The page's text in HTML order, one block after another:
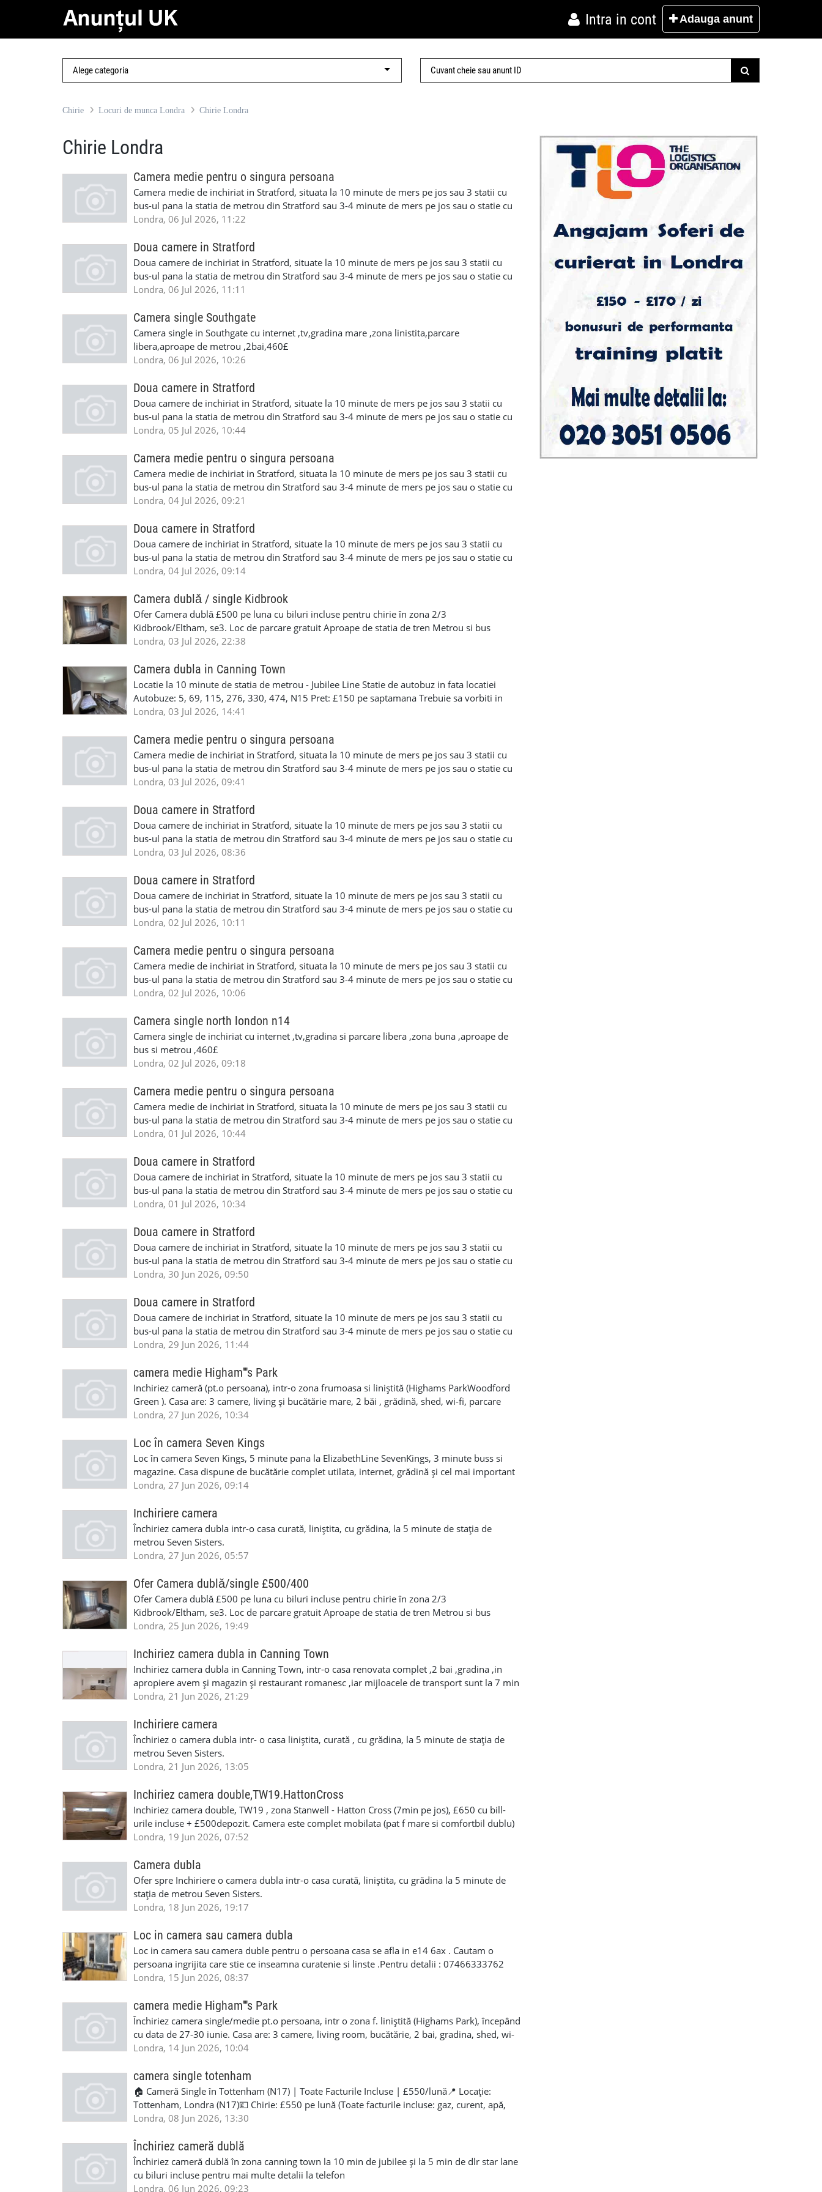
Intra in cont Adauga anunt
Chirie Locuri de munca Londra Chirie Londra
Chirie Londra
Camera medie pentru o singura persoana
Camera medie de inchiriat in Stratford, situata la 10 minute de mers pe jos sau 3 statii cu
bus-ul pana la statia de metrou din Stratford sau 3-4 minute de mers pe jos sau o statie cu
bus-ul pana la statia de metrou din Plaistow. Este vorba despre o camera medie pentru o
fumat,gradina si cu acces foarte usor catre bus-uri sau statia de metrou iar camera este
disponibila imediat.Cautam persoane serioase si responsabile iar pentru mai multe detalii
ma puteti contacta la telefon 07972531390 Florin.
Londra, 06 Jul 2026, 11:22
Doua camere in Stratford
Doua camere de inchiriat in Stratford, situate la 10 minute de mers pe jos sau 3 statii cu
bus-ul pana la statia de metrou din Stratford sau 3-4 minute de mers pe jos sau o statie cu
bus-ul pana la statia de metrou din Plaistow. Este vorba despre o camera dubla king size si
fumat,gradina si cu acces foarte usor catre bus-uri sau statia de metrou iar camerele sunt
disponibile imediat.Cautam persoane serioase si responsabile iar pentru mai multe detalii
ma puteti contacta la telefon 07972531390 Florin.
Londra, 06 Jul 2026, 11:11
Camera single Southgate
Camera single in Southgate cu internet ,tv,gradina mare ,zona linistita,parcare
libera,aproape de metrou ,2bai,460£
Londra, 06 Jul 2026, 10:26
Doua camere in Stratford
Doua camere de inchiriat in Stratford, situate la 10 minute de mers pe jos sau 3 statii cu
bus-ul pana la statia de metrou din Stratford sau 3-4 minute de mers pe jos sau o statie cu
bus-ul pana la statia de metrou din Plaistow. Este vorba despre o camera dubla king size si
mare,conservator cu loc de fumat,gradina si cu acces foarte usor catre bus-uri sau statia de
metrou iar camerele sunt disponibile imediat.Cautam persoane serioase si responsabile iar
pentru mai multe detalii ma puteti contacta la telefon 07972531390 Florin.
Londra, 05 Jul 2026, 10:44
Camera medie pentru o singura persoana
Camera medie de inchiriat in Stratford, situata la 10 minute de mers pe jos sau 3 statii cu
bus-ul pana la statia de metrou din Stratford sau 3-4 minute de mers pe jos sau o statie cu
bus-ul pana la statia de metrou din Plaistow. Este vorba despre o camera medie pentru o
fumat,gradina si cu acces foarte usor catre bus-uri sau statia de metrou iar camera este
disponibila imediat.Cautam persoane serioase si responsabile iar pentru mai multe detalii
ma puteti contacta la telefon 07972531390 Florin.
Londra, 04 Jul 2026, 09:21
Doua camere in Stratford
Doua camere de inchiriat in Stratford, situate la 10 minute de mers pe jos sau 3 statii cu
bus-ul pana la statia de metrou din Stratford sau 3-4 minute de mers pe jos sau o statie cu
bus-ul pana la statia de metrou din Plaistow. Este vorba despre o camera dubla king size si
fumat,gradina si cu acces foarte usor catre bus-uri sau statia de metrou iar camerele sunt
disponibile imediat.Cautam persoane serioase si responsabile iar pentru mai multe detalii
ma puteti contacta la telefon 07972531390 Florin.
Londra, 04 Jul 2026, 09:14
Camera dublǎ / single Kidbrook
Ofer Camera dublǎ £500 pe luna cu biluri incluse pentru chirie în zona 2/3
Kidbrook/Eltham, se3. Loc de parcare gratuit Aproape de statia de tren Metrou si bus
Camera este complet mobilata £500/400 Se plateste curentul si gazul tel. +447438161355
Londra, 03 Jul 2026, 22:38
Camera dubla in Canning Town
Locatie la 10 minute de statia de metrou - Jubilee Line Statie de autobuz in fata locatiei
Autobuze: 5, 69, 115, 276, 330, 474, N15 Pret: £150 pe saptamana Trebuie sa vorbiti in
engleza cand sunati pentru vizionare si alte detalii. Telefon: 07944525960
Londra, 03 Jul 2026, 14:41
Camera medie pentru o singura persoana
Camera medie de inchiriat in Stratford, situata la 10 minute de mers pe jos sau 3 statii cu
bus-ul pana la statia de metrou din Stratford sau 3-4 minute de mers pe jos sau o statie cu
bus-ul pana la statia de metrou din Plaistow. Este vorba despre o camera medie pentru o
fumat,gradina si cu acces foarte usor catre bus-uri sau statia de metrou iar camera este
disponibila din data de 5 iulie.Cautam persoane serioase si responsabile iar pentru mai
multe detalii ma puteti contacta la telefon 07972531390 Florin.
Londra, 03 Jul 2026, 09:41
Doua camere in Stratford
Doua camere de inchiriat in Stratford, situate la 10 minute de mers pe jos sau 3 statii cu
bus-ul pana la statia de metrou din Stratford sau 3-4 minute de mers pe jos sau o statie cu
bus-ul pana la statia de metrou din Plaistow. Este vorba despre o camera dubla king size si
fumat,gradina si cu acces foarte usor catre bus-uri sau statia de metrou iar camerele sunt
disponibile imediat.Cautam persoane serioase si responsabile iar pentru mai multe detalii
ma puteti contacta la telefon 07972531390 Florin.
Londra, 03 Jul 2026, 08:36
Doua camere in Stratford
Doua camere de inchiriat in Stratford, situate la 10 minute de mers pe jos sau 3 statii cu
bus-ul pana la statia de metrou din Stratford sau 3-4 minute de mers pe jos sau o statie cu
bus-ul pana la statia de metrou din Plaistow. Este vorba despre o camera dubla king size si
fumat,gradina si cu acces foarte usor catre bus-uri sau statia de metrou iar camerele sunt
disponibile imediat.Cautam persoane serioase si responsabile iar pentru mai multe detalii
ma puteti contacta la telefon 07972531390 Florin.
Londra, 02 Jul 2026, 10:11
Camera medie pentru o singura persoana
Camera medie de inchiriat in Stratford, situata la 10 minute de mers pe jos sau 3 statii cu
bus-ul pana la statia de metrou din Stratford sau 3-4 minute de mers pe jos sau o statie cu
bus-ul pana la statia de metrou din Plaistow. Este vorba despre o camera medie pentru o
fumat,gradina si cu acces foarte usor catre bus-uri sau statia de metrou iar camera este
disponibila din data de 5 iulie.Cautam persoane serioase si responsabile iar pentru mai
multe detalii ma puteti contacta la telefon 07972531390 Florin.
Londra, 02 Jul 2026, 10:06
Camera single north london n14
Camera single de inchiriat cu internet ,tv,gradina si parcare libera ,zona buna ,aproape de
bus si metrou ,460£
Londra, 02 Jul 2026, 09:18
Camera medie pentru o singura persoana
Camera medie de inchiriat in Stratford, situata la 10 minute de mers pe jos sau 3 statii cu
bus-ul pana la statia de metrou din Stratford sau 3-4 minute de mers pe jos sau o statie cu
bus-ul pana la statia de metrou din Plaistow. Este vorba despre o camera medie pentru o
fumat,gradina si cu acces foarte usor catre bus-uri sau statia de metrou iar camera este
disponibila din data de 5 iulie.Cautam persoane serioase si responsabile iar pentru mai
multe detalii ma puteti contacta la telefon 07972531390 Florin.
Londra, 01 Jul 2026, 10:44
Doua camere in Stratford
Doua camere de inchiriat in Stratford, situate la 10 minute de mers pe jos sau 3 statii cu
bus-ul pana la statia de metrou din Stratford sau 3-4 minute de mers pe jos sau o statie cu
bus-ul pana la statia de metrou din Plaistow. Este vorba despre o camera dubla king size si
fumat,gradina si cu acces foarte usor catre bus-uri sau statia de metrou iar camerele sunt
disponibile imediat.Cautam persoane serioase si responsabile iar pentru mai multe detalii
ma puteti contacta la telefon 07972531390 Florin.
Londra, 01 Jul 2026, 10:34
Doua camere in Stratford
Doua camere de inchiriat in Stratford, situate la 10 minute de mers pe jos sau 3 statii cu
bus-ul pana la statia de metrou din Stratford sau 3-4 minute de mers pe jos sau o statie cu
bus-ul pana la statia de metrou din Plaistow. Este vorba despre o camera dubla king size si
fumat,gradina si cu acces foarte usor catre bus-uri sau statia de metrou iar camerele sunt
disponibile imediat.Cautam persoane serioase si responsabile iar pentru mai multe detalii
ma puteti contacta la telefon 07972531390 Florin.
Londra, 30 Jun 2026, 09:50
Doua camere in Stratford
Doua camere de inchiriat in Stratford, situate la 10 minute de mers pe jos sau 3 statii cu
bus-ul pana la statia de metrou din Stratford sau 3-4 minute de mers pe jos sau o statie cu
bus-ul pana la statia de metrou din Plaistow. Este vorba despre o camera dubla king size si
fumat,gradina si cu acces foarte usor catre bus-uri sau statia de metrou iar camerele sunt
disponibile imediat.Cautam persoane serioase si responsabile iar pentru mai multe detalii
ma puteti contacta la telefon 07972531390 Florin.
Londra, 29 Jun 2026, 11:44
camera medie Higham''''s Park
Inchiriez cameră (pt.o persoana), intr-o zona frumoasa si liniștită (Highams ParkWoodford
Green ). Casa are: 3 camere, living și bucătărie mare, 2 băi , grădină, shed, wi-fi, parcare
gratis pe strada. Overground direct catre Liverpool St.station/ Walthamstow și busuri.
Londra, 27 Jun 2026, 10:34
Loc în camera Seven Kings
Loc în camera Seven Kings, 5 minute pana la ElizabethLine SevenKings, 3 minute buss si
magazine. Casa dispune de bucătărie complet utilata, internet, grădină și cel mai important
liniște. £80 pe săptămână biluri incluse.
Londra, 27 Jun 2026, 09:14
Inchiriere camera
Închiriez camera dubla intr-o casa curată, liniștita, cu grădina, la 5 minute de stația de
metrou Seven Sisters.
Londra, 27 Jun 2026, 05:57
Ofer Camera dublǎ/single £500/400
Ofer Camera dublǎ £500 pe luna cu biluri incluse pentru chirie în zona 2/3
Kidbrook/Eltham, se3. Loc de parcare gratuit Aproape de statia de tren Metrou si bus
Camera este complet mobilata Se plateste curentul si gazul tel. +447438161355 whatsapp
Londra, 25 Jun 2026, 19:49
Inchiriez camera dubla in Canning Town
Inchiriez camera dubla in Canning Town, intr-o casa renovata complet ,2 bai ,gradina ,in
apropiere avem și magazin și restaurant romanesc ,iar mijloacele de transport sunt la 7 min
de mers pe jos ,respectively jubilee line și dlr
Londra, 21 Jun 2026, 21:29
Inchiriere camera
Închiriez o camera dubla intr- o casa liniștita, curată , cu grădina, la 5 minute de stația de
metrou Seven Sisters.
Londra, 21 Jun 2026, 13:05
Inchiriez camera double,TW19.HattonCross
Inchiriez camera double, TW19 , zona Stanwell - Hatton Cross (7min pe jos), £650 cu bill-
urile incluse + £500depozit. Camera este complet mobilata (pat f mare si comfortbil dublu)
dar se poate si nemobilata dc asta se doreste Casa este de 4 camere si are 2 bai. In casa sunt
liniste si placut, tesco extra la 15 min pe jos. Pentru detalii sunati la nr. de telefon
07305021690 sau msg pe w.up sau email dddcatalin82@gmail.com
Londra, 19 Jun 2026, 07:52
Camera dubla
Ofer spre Inchiriere o camera dubla intr-o casa curată, liniștita, cu grădina la 5 minute de
stația de metrou Seven Sisters.
Londra, 18 Jun 2026, 19:17
Loc in camera sau camera dubla
Loc in camera sau camera duble pentru o persoana casa se afla in e14 6ax . Cautam o
persoana ingrijita care stie ce inseamna curatenie si linste .Pentru detalii : 07466333762
Londra, 15 Jun 2026, 08:37
camera medie Higham''''s Park
Închiriez camera single/medie pt.o persoana, intr o zona f. liniștită (Highams Park), începând
cu data de 27-30 iunie. Casa are: 3 camere, living room, bucătărie, 2 bai, gradina, shed, wi-
fi, parcare gratis pe strada. Overground direct catre Liverpool St station.Toate bilurile
Londra, 14 Jun 2026, 10:04
camera single totenham
🏠 Cameră Single în Tottenham (N17) | Toate Facturile Incluse | £550/lună📍 Locație:
Tottenham, Londra (N17)💷 Chirie: £550 pe lună (Toate facturile incluse: gaz, curent, apă,
Council Tax și internet)📅 Disponibilitate: ImediatăDespre cameră:O cameră single
curată și liniștită. Camera este dotată cu pat single, dulap pentru haine și noptieră/spațiu
pentru birou. Este opțiunea ideală pentru o persoană care caută o locuință accesibilă și
confortabilă în North London.Despre casă:Bucătărie: Complet utilată cu electrocasnice
moderne (mașină de spălat, cuptor, cuptor cu microunde, frigider/congelator).Băi: Curate și
Londra, 08 Jun 2026, 13:30
Închiriez cameră dublă
Închiriez cameră dublă în zona canning town la 10 min de jubilee și la 5 min de dlr star lane
cu biluri incluse pentru mai multe detalii la telefon
Londra, 06 Jun 2026, 09:23